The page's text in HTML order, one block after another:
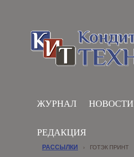
ЖУРНАЛ НОВОСТИ
РЕДАКЦИЯ
РАССЫЛКИ › ГОТЭК ПРИНТ